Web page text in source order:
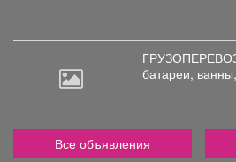
батареи,
Все объявления